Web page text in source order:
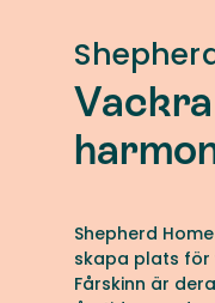
Shepherd
skapa plats för
Fårskinn är